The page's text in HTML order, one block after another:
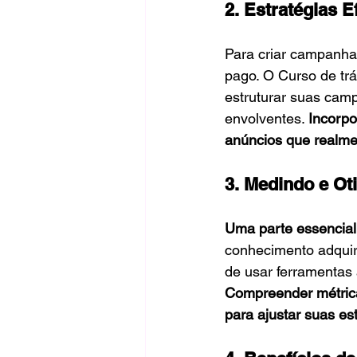
2. Estratégias
Para criar
pago. O Curso de
estruturar suas
envolventes.
anúncios que
3. Medindo e
Uma parte
conhecimento
de usar
Compreender
para ajustar suas